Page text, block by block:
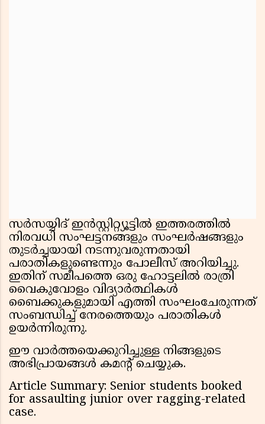
സർസയ്യിദ് ഇൻസ്റ്റിറ്റ്യൂട്ടിൽ ഇത്തരത്തിൽ
നിരവധി സംഘട്ടനങ്ങളും സംഘർഷങ്ങളും
തുടർച്ചയായി നടന്നുവരുന്നതായി
പരാതികളുണ്ടെന്നും പോലീസ് അറിയിച്ചു.
ഇതിന് സമീപത്തെ ഒരു ഹോട്ടലിൽ രാത്രി
വൈകുവോളം വിദ്യാർത്ഥികൾ
ബൈക്കുകളുമായി എത്തി സംഘംചേരുന്നത്
സംബന്ധിച്ച് നേരത്തെയും പരാതികൾ
ഉയർന്നിരുന്നു.
ഈ വാർത്തയെക്കുറിച്ചുള്ള നിങ്ങളുടെ
അഭിപ്രായങ്ങൾ കമന്റ് ചെയ്യുക.
Article Summary: Senior students booked
for assaulting junior over ragging-related
case.